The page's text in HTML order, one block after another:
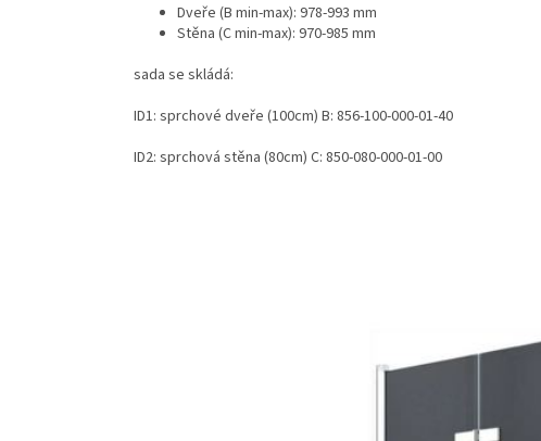
Dveře (B min-max): 978-993 mm
Stěna (C min-max): 970-985 mm
sada se skládá:
ID1: sprchové dveře (100cm) B: 856-100-000-01-40
ID2: sprchová stěna (80cm) C: 850-080-000-01-00